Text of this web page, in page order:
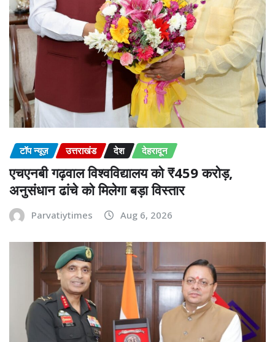
टॉप न्यूज़ उत्तराखंड देश देहरादून
एचएनबी गढ़वाल विश्वविद्यालय को ₹459 करोड़,
अनुसंधान ढांचे को मिलेगा बड़ा विस्तार
Parvatiytimes Aug 6, 2026